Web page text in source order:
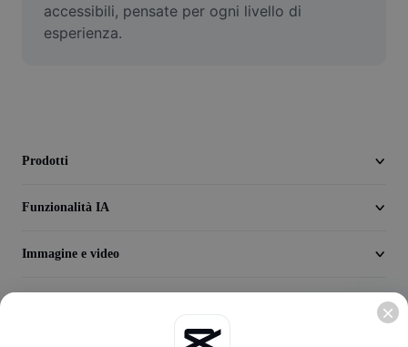
accessibili, pensate per ogni livello di
esperienza.
Prodotti
Funzionalità IA
Immagine e video